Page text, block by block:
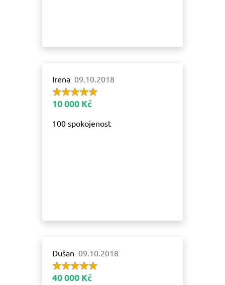
Irena 09.10.2018
10 000 Kč
100 spokojenost
Dušan 09.10.2018
40 000 Kč